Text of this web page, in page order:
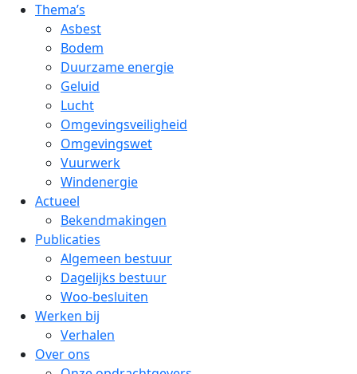
Thema’s
Asbest
Bodem
Duurzame energie
Geluid
Lucht
Omgevingsveiligheid
Omgevingswet
Vuurwerk
Windenergie
Actueel
Bekendmakingen
Publicaties
Algemeen bestuur
Dagelijks bestuur
Woo-besluiten
Werken bij
Verhalen
Over ons